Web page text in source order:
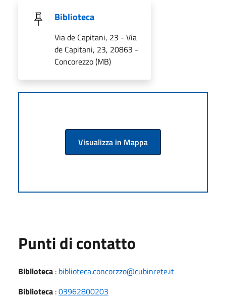
Biblioteca
Via de Capitani, 23 - Via
de Capitani, 23, 20863 -
Concorezzo (MB)
Visualizza in Mappa
Punti di contatto
Biblioteca : biblioteca.concorzzo@cubinrete.it
Biblioteca :03962800203